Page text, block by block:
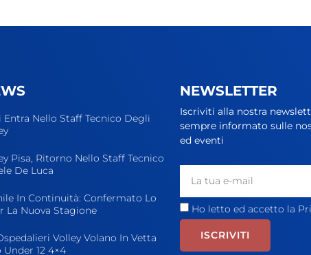
Entra Nello Staff Tecnico Degli
Pisa, Ritorno Nello Staff Tecnico
De Luca
In Continuità: Confermato Lo
La Nuova Stagione
Volley Volano In Vetta
12 4×4
NEWSLETTER
Iscriviti alla nostra
sempre informato sulle
ed eventi
Ho letto ed accetto la
ISCRIVITI